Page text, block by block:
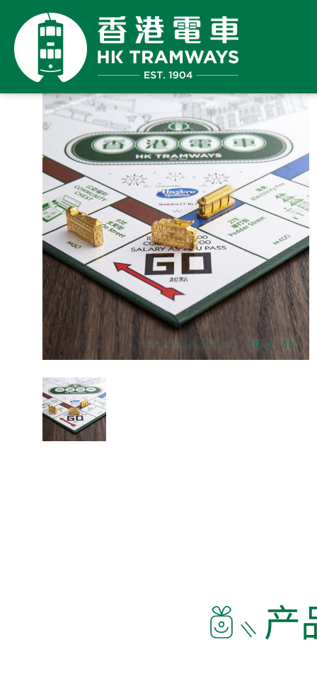
购
限
件
继续
购物
00 / 00
产